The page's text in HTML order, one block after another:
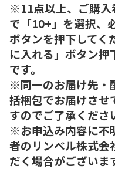
※11点以上、ご購入
で「10+」を選択、
ボタンを押下してく
に入れる」ボタン
です。
※同一のお届け先・
括梱包でお届けさせ
すのでご了承くださ
※お申込み内容に不
者のリンベル株式会
だく場合がございま